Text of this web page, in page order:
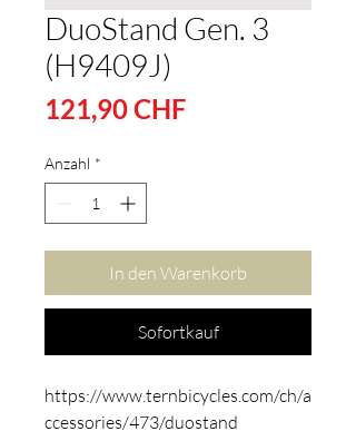
DuoStand Gen. 3
(H9409J)
121,90 CHFPreis
Anzahl *
In den Warenkorb
Sofortkauf
https://www.ternbicycles.com/ch/a
ccessories/473/duostand